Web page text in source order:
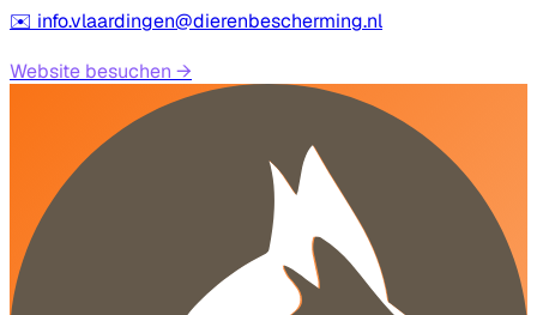
✉️ info.vlaardingen@dierenbescherming.nl
Website besuchen →